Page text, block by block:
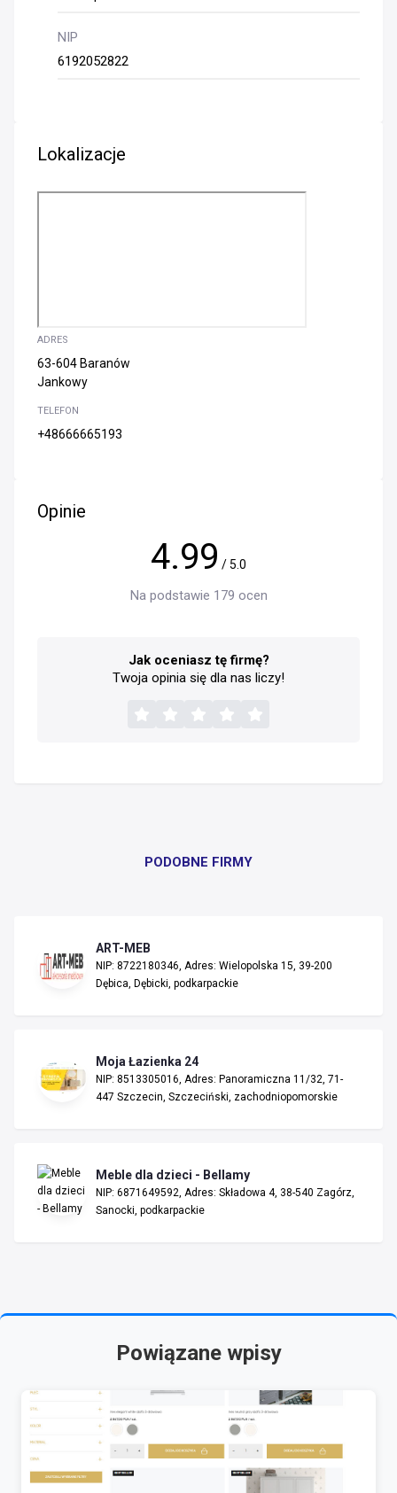
NIP
6192052822
Lokalizacje
ADRES
63-604 Baranów
Jankowy
TELEFON
+48666665193
Opinie
4.99 / 5.0
Na podstawie 179 ocen
Jak oceniasz tę firmę?
Twoja opinia się dla nas liczy!
PODOBNE FIRMY
ART-MEB
NIP: 8722180346, Adres: Wielopolska 15, 39-200
Dębica, Dębicki, podkarpackie
Moja Łazienka 24
NIP: 8513305016, Adres: Panoramiczna 11/32, 71-
447 Szczecin, Szczeciński, zachodniopomorskie
Meble dla dzieci - Bellamy
NIP: 6871649592, Adres: Składowa 4, 38-540 Zagórz,
Sanocki, podkarpackie
Powiązane wpisy